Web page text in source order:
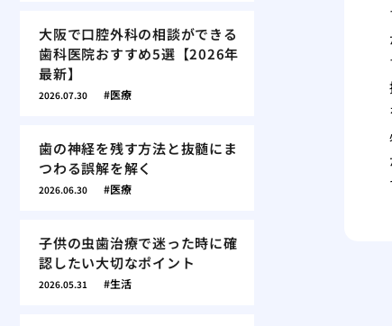
大阪で口腔外科の相談ができる
歯科医院おすすめ5選【2026年
最新】
2026.07.30 医療
歯の神経を残す方法と抜髄にま
つわる誤解を解く
2026.06.30 医療
子供の虫歯治療で迷った時に確
認したい大切なポイント
2026.05.31 生活